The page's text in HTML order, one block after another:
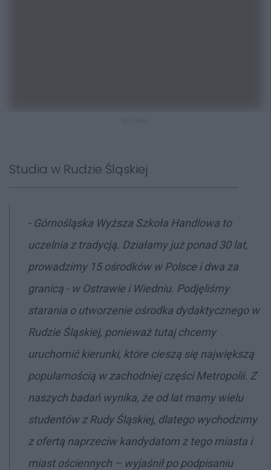
Studia w Rudzie Śląskiej
- Górnośląska Wyższa Szkoła Handlowa to
uczelnia z tradycją. Działamy już ponad 30 lat,
prowadzimy 15 ośrodków w Polsce i dwa za
granicą - w Ostrawie i Wiedniu. Podjęliśmy
starania o utworzenie ośrodka dydaktycznego w
Rudzie Śląskiej, ponieważ tutaj chcemy
uruchomić kierunki, które cieszą się największą
popularnością w zachodniej części Metropolii. Z
naszych badań wynika, że od lat mamy wielu
studentów z Rudy Śląskiej, dlatego wychodzimy
z ofertą naprzeciw kandydatom z tego miasta i
miast ościennych – wyjaśnił po podpisaniu